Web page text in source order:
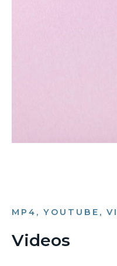
MP4, YOUTUBE,
Videos